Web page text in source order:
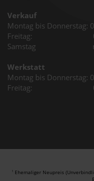
Verkauf
Montag bis Donnerstag:
Freitag: 09:00
Samstag nach
Werkstatt
Montag bis Donnerstag:
Freitag: 07:30
1 Ehemaliger Neupreis